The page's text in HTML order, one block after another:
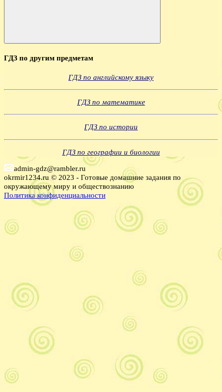
Поиск
ГДЗ по другим предметам
ГДЗ по английскому языку
ГДЗ по математике
ГДЗ по истории
ГДЗ по географии и биологии
admin-gdz@rambler.ru
okrmir1234.ru © 2023 - Готовые домашние задания по
окружающему миру и обществознанию
Политика конфиденциальности